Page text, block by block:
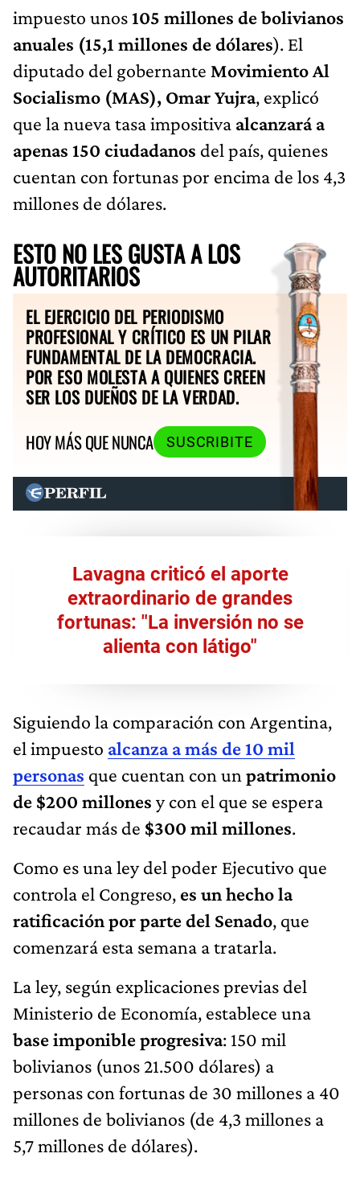
impuesto unos105 millones de bolivianos
anuales (15,1 millones de dólares). El
diputado del gobernante Movimiento Al
Socialismo (MAS), Omar Yujra, explicó
que la nueva tasa impositiva alcanzará a
apenas 150 ciudadanos del país, quienes
cuentan con fortunas por encima de los 4,3
millones de dólares.
ESTO NO LES GUSTA A LOS
AUTORITARIOS
EL EJERCICIO DEL PERIODISMO
PROFESIONAL Y CRÍTICO ES UN PILAR
FUNDAMENTAL DE LA DEMOCRACIA.
POR ESO MOLESTA A QUIENES CREEN
SER LOS DUEÑOS DE LA VERDAD.
HOY MÁS QUE NUNCA
SUSCRIBITE
Lavagna criticó el aporte
extraordinario de grandes
fortunas: "La inversión no se
alienta con látigo"
Siguiendo la comparación con Argentina,
el impuesto alcanza a más de 10 mil
personas que cuentan con un patrimonio
de $200 millones y con el que se espera
recaudar más de $300 mil millones.
Como es una ley del poder Ejecutivo que
controla el Congreso, es un hecho la
ratificación por parte del Senado, que
comenzará esta semana a tratarla.
La ley, según explicaciones previas del
Ministerio de Economía, establece una
base imponible progresiva: 150 mil
bolivianos (unos 21.500 dólares) a
personas con fortunas de 30 millones a 40
millones de bolivianos (de 4,3 millones a
5,7 millones de dólares).